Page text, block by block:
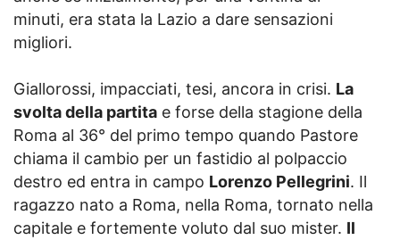
minuti, era stata la Lazio a dare sensazioni
migliori.
Giallorossi, impacciati, tesi, ancora in crisi. La
svolta della partita e forse della stagione della
Roma al 36° del primo tempo quando Pastore
chiama il cambio per un fastidio al polpaccio
destro ed entra in campo Lorenzo Pellegrini. Il
ragazzo nato a Roma, nella Roma, tornato nella
capitale e fortemente voluto dal suo mister. Il